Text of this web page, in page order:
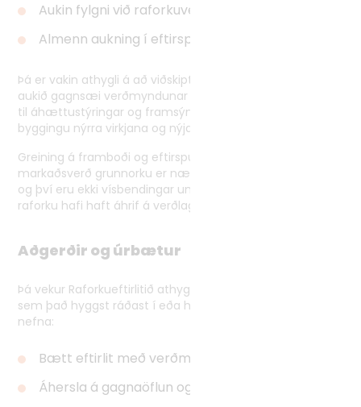
Aukin fylgni við raforkuverð á Norðurlöndum
Almenn aukning í eftirspurn
Þá er vakin athygli á að viðskiptavettvangar raforku hafa
aukið gagnsæi verðmyndunar töluvert, bætt möguleika
til áhættustýringar og framsýnna ákvarðana um
byggingu nýrra virkjana og nýja stórnotkun.
Greining á framboði og eftirspurn sýnir enn fremur að
markaðsverð grunnorku er nærri metnu jafnvægisverði
og því eru ekki vísbendingar um að viðskiptavettvangur
raforku hafi haft áhrif á verðlagningu til hækkunar.
Aðgerðir og úrbætur
Þá vekur Raforkueftirlitið athygli á ýmsum aðgerðum
sem það hyggst ráðast í eða hefur þegar hafið. Þar má
nefna:
Bætt eftirlit með verðmyndun raforku
Áhersla á gagnaöflun og gagnavinnslu